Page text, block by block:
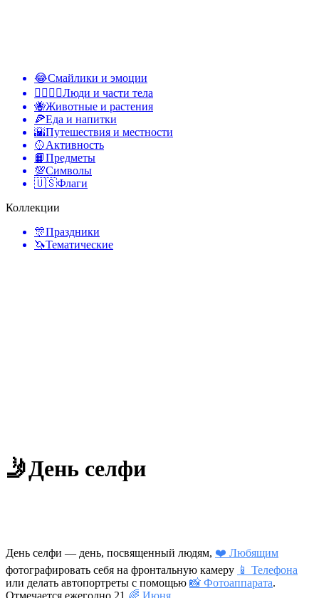
😂Смайлики и эмоции
👩‍❤️‍💋‍👨Люди и части тела
🐝Животные и растения
🍕Еда и напитки
🌇Путешествия и местности
🥎Активность
📙Предметы
💯Символы
🇺🇸Флаги
Коллекции
🎊Праздники
🦄Тематические
🤳День селфи
День селфи — день, посвященный людям, ❤️ Любящим
фотографировать себя на фронтальную камеру 📱 Телефона
или делать автопортреты с помощью 📸 Фотоаппарата.
Отмечается ежегодно 21 🌈 Июня.